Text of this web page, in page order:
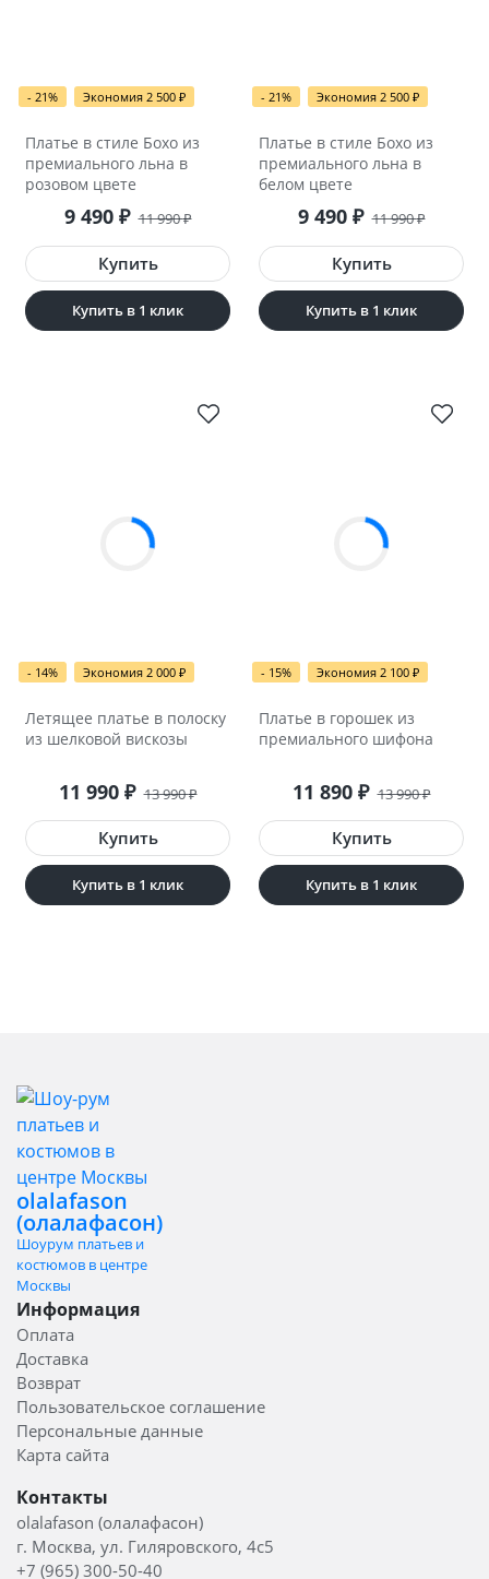
- 21% Экономия 2 500 ₽
Платье в стиле Бохо из
премиального льна в
розовом цвете
9 490 ₽ 11 990₽
Купить в 1 клик
- 21% Экономия 2 500 ₽
Платье в стиле Бохо из
премиального льна в
белом цвете
9 490 ₽ 11 990₽
Купить в 1 клик
- 14% Экономия 2 000 ₽
Летящее платье в полоску
из шелковой вискозы
11 990 ₽ 13 990₽
Купить в 1 клик
- 15% Экономия 2 100 ₽
Платье в горошек из
премиального шифона
11 890 ₽ 13 990₽
Купить в 1 клик
olalafason
(олалафасон)
Шоурум платьев и
костюмов в центре
Москвы
Информация
Оплата
Доставка
Возврат
Пользовательское соглашение
Персональные данные
Карта сайта
Контакты
olalafason (олалафасон)
г. Москва, ул. Гиляровского, 4с5
+7 (965) 300-50-40